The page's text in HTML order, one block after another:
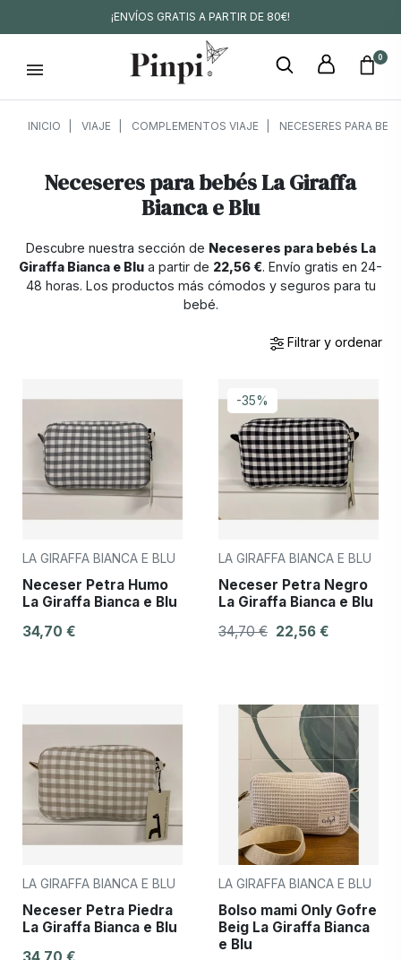
¡ENVÍOS GRATIS A PARTIR DE 80€!
0
INICIO VIAJE COMPLEMENTOS VIAJE NECESERES PARA
Neceseres para bebés La Giraffa
Bianca e Blu
Descubre nuestra sección de Neceseres para bebés La
Giraffa Bianca e Blu a partir de 22,56 €. Envío gratis en 24-
48 horas. Los productos más cómodos y seguros para tu
bebé.
Filtrar y ordenar
LA GIRAFFA BIANCA E BLU
Neceser Petra Humo
La Giraffa Bianca e Blu
34,70 €
-35%
LA GIRAFFA BIANCA E BLU
Neceser Petra Negro
La Giraffa Bianca e Blu
34,70 € 22,56 €
LA GIRAFFA BIANCA E BLU
Neceser Petra Piedra
La Giraffa Bianca e Blu
LA GIRAFFA BIANCA E BLU
Bolso mami Only Gofre
Beig La Giraffa Bianca
e Blu